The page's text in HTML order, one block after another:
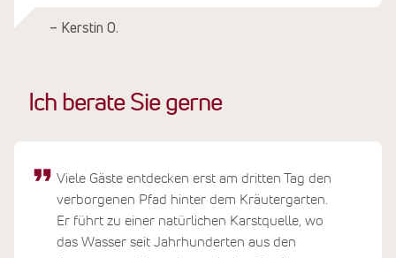
– Kerstin O.
Ich berate Sie gerne
Viele Gäste entdecken erst am dritten Tag den
verborgenen Pfad hinter dem Kräutergarten.
Er führt zu einer natürlichen Karstquelle, wo
das Wasser seit Jahrhunderten aus den